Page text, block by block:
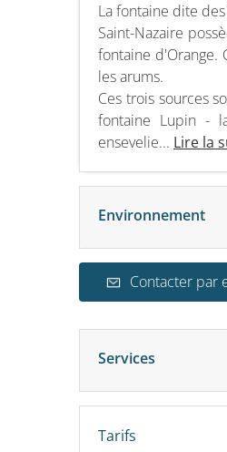
La fontaine dite
Saint-Nazaire
fontaine d'Orange.
les arums.
Ces trois sources
fontaine Lupin -
ensevelie... Lire la
Environnement
Contacter par
Services
Tarifs